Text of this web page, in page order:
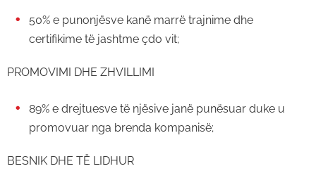
50% e punonjësve kanë marrë trajnime dhe
certifikime të jashtme çdo vit;
PROMOVIMI DHE ZHVILLIMI
89% e drejtuesve të njësive janë punësuar duke u
promovuar nga brenda kompanisë;
BESNIK DHE TË LIDHUR